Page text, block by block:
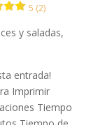
5 (2)
y saladas,
entrada!
Imprimir
Tiempo